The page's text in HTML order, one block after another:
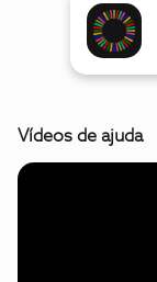
Vídeos de ajuda